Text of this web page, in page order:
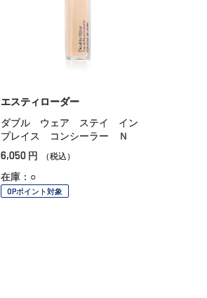
エスティローダー
ダブル ウェア ステイ イン
プレイス コンシーラー Ｎ
6,050 円 （税込）
在庫：○
OPポイント対象